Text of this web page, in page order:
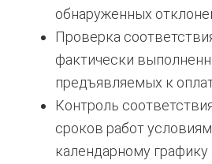
обнаруженных
Проверка
фактически
предъявляемых к
Контроль
сроков работ
календарному графику